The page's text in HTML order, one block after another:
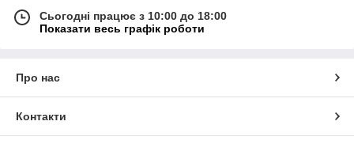
Сьогодні працює з 10:00 до 18:00
Показати весь графік роботи
Про нас
Контакти